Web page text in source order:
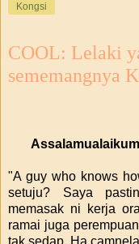
Kongsi
COOL: Lelaki
sememangnya
"A guy who knows
setuju? Saya
memasak ni kerja
ramai juga
tak sedap. Ha